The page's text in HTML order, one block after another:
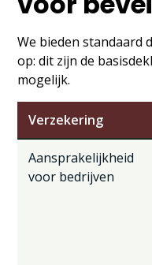
We bieden standaard
op: dit zijn de
mogelijk.
Verzekering
Aansprakelijkheid
voor bedrijven